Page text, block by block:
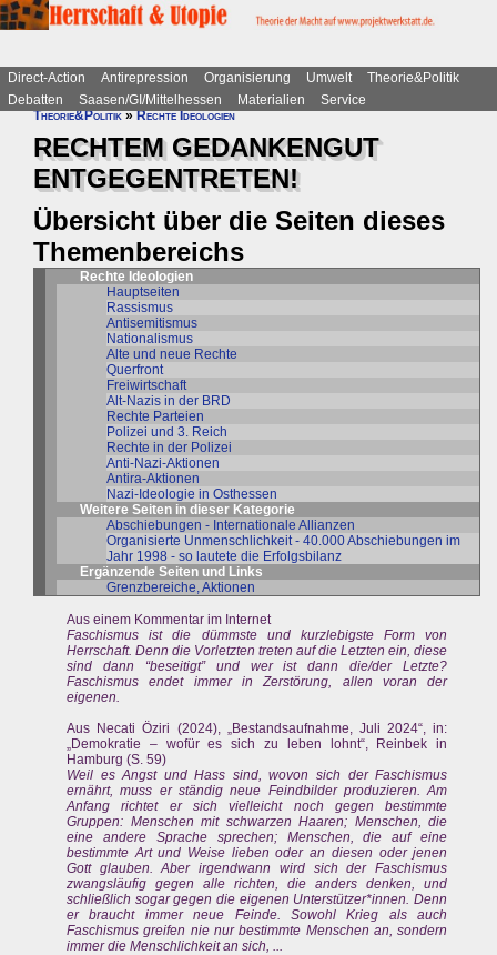
Direct-Action Antirepression Organisierung Umwelt
Theorie&Politik
Debatten
Saasen/GI/Mittelhessen Materialien
Service
Theorie&Politik»Rechte Ideologien
RECHTEM GEDANKENGUT
ENTGEGENTRETEN!
Übersicht über die Seiten dieses
Themenbereichs
Rechte Ideologien
Hauptseiten
Rassismus
Antisemitismus
Nationalismus
Alte und neue Rechte
Querfront
Freiwirtschaft
Alt-Nazis in der BRD
Rechte Parteien
Polizei und 3. Reich
Rechte in der Polizei
Anti-Nazi-Aktionen
Antira-Aktionen
Nazi-Ideologie in Osthessen
Weitere Seiten in dieser Kategorie
Abschiebungen - Internationale Allianzen
Organisierte Unmenschlichkeit - 40.000 Abschiebungen im
Jahr 1998 - so lautete die Erfolgsbilanz
Ergänzende Seiten und Links
Grenzbereiche, Aktionen
Aus einem Kommentar im Internet
Faschismus ist die dümmste und kurzlebigste Form von
Herrschaft. Denn die Vorletzten treten auf die Letzten ein, diese
sind dann “beseitigt” und wer ist dann die/der Letzte?
Faschismus endet immer in Zerstörung, allen voran der
eigenen.
Aus Necati Öziri (2024), „Bestandsaufnahme, Juli 2024“, in:
„Demokratie – wofür es sich zu leben lohnt“, Reinbek in
Hamburg (S. 59)
Weil es Angst und Hass sind, wovon sich der Faschismus
ernährt, muss er ständig neue Feindbilder produzieren. Am
Anfang richtet er sich vielleicht noch gegen bestimmte
Gruppen: Menschen mit schwarzen Haaren; Menschen, die
eine andere Sprache sprechen; Menschen, die auf eine
bestimmte Art und Weise lieben oder an diesen oder jenen
Gott glauben. Aber irgendwann wird sich der Faschismus
zwangsläufig gegen alle richten, die anders denken, und
schließlich sogar gegen die eigenen Unterstützer*innen. Denn
er braucht immer neue Feinde. Sowohl Krieg als auch
Faschismus greifen nie nur bestimmte Menschen an, sondern
immer die Menschlichkeit an sich, ...